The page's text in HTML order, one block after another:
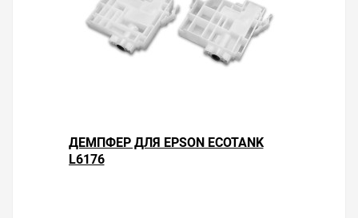
Особенности использования
Сброс памперса рекомендуется делать тогда, когда
уровень отработки не ниже 15 %. Иногда может не
Решили купить программатор памперса Epson EcoTank
L6176 — оформите заказ или напишите онлайн-
ДЕМПФЕР ДЛЯ EPSON ECOTANK
L6176